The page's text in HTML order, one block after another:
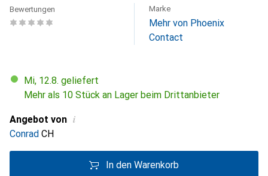
Bewertungen Marke
Mehr von Phoenix
Contact
Mi, 12.8. geliefert
Mehr als 10 Stück an Lager beim Drittanbieter
Angebot von i
Conrad CH
In den Warenkorb